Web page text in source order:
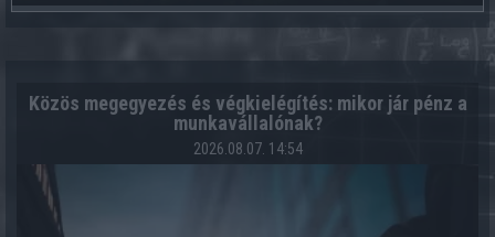
Közös megegyezés és végkielégítés: mikor jár pénz a
munkavállalónak?
2026.08.07. 14:54